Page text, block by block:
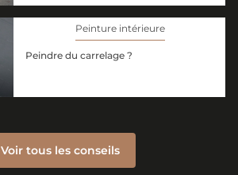
Peinture intérieure
Peindre du carrelage ?
Voir tous les conseils